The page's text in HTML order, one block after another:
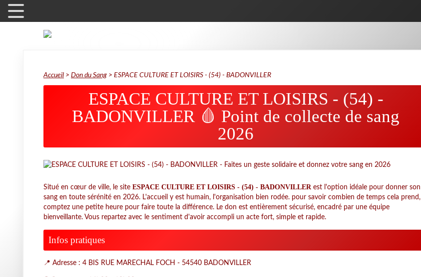
Accueil > Don du Sang > ESPACE CULTURE ET LOISIRS - (54) - BADONVILLER
ESPACE CULTURE ET LOISIRS - (54) -
BADONVILLER 🩸 Point de collecte de sang
2026
Situé en cœur de ville, le site ESPACE CULTURE ET LOISIRS - (54) - BADONVILLERest l'option idéale pour donner son
sang en toute sérénité en 2026. L'accueil y est humain, l'organisation bien rodée. pour savoir combien de temps cela prend,
comptez une petite heure pour faire toute la différence. Le don est entièrement sécurisé, encadré par une équipe
bienveillante. Vous repartez avec le sentiment d'avoir accompli un acte fort, simple et rapide.
Infos pratiques
📍 Adresse : 4 BIS RUE MARECHAL FOCH - 54540 BADONVILLER